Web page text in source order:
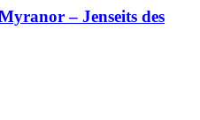
– Jenseits des